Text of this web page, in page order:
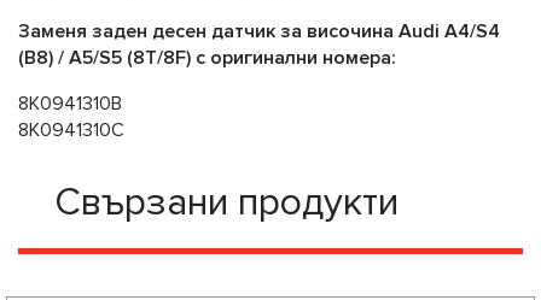
Заменя заден десен датчик за височина Audi A4/S4
(B8) / A5/S5 (8T/8F) с оригинални номера:
8K0941310B
8K0941310C
Свързани продукти